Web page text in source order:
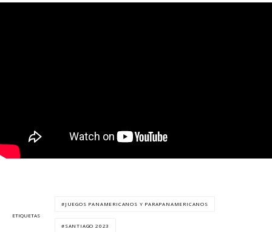
ETIQUETAS
JUEGOS PANAMERICANOS Y PARAPANAMERICANOS
SANTIAGO 2023